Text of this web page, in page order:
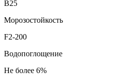
В25
Морозостойкость
F2-200
Водопоглощение
Не более 6%